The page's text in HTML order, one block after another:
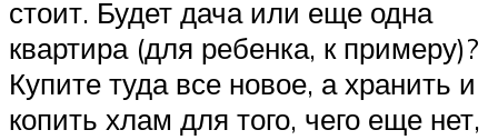
стоит. Будет дача или еще одна
квартира (для ребенка, к примеру)?
Купите туда все новое, а хранить и
копить хлам для того, чего еще нет,